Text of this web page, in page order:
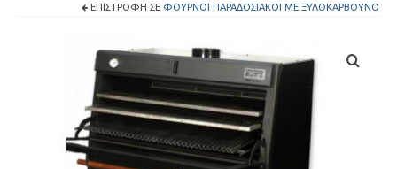
ΕΠΙΣΤΡΟΦΉ ΣΕ ΦΟΎΡΝΟΙ ΠΑΡΑΔΟΣΙΑΚΟΊ ΜΕ ΞΥΛΟΚΆΡΒΟΥΝΟ